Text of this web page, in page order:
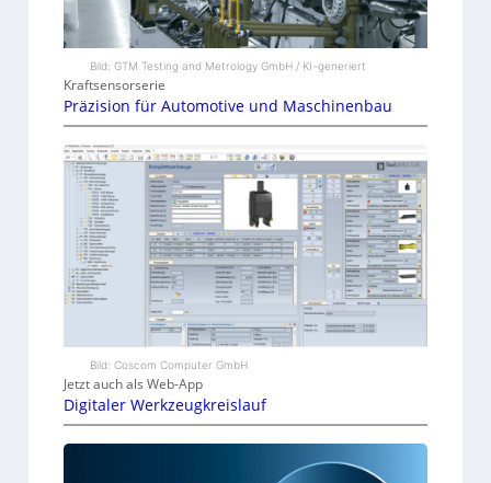
Bild: GTM Testing and Metrology GmbH / KI-generiert
Kraftsensorserie
Präzision für Automotive und Maschinenbau
Bild: Coscom Computer GmbH
Jetzt auch als Web-App
Digitaler Werkzeugkreislauf